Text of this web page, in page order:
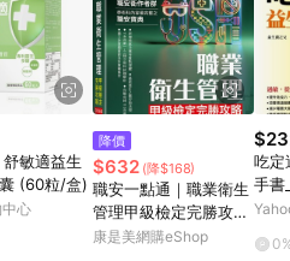
訂單成立當下LINE購物的回
舒敏適益生
(60粒/盒)
心
降價
$632 (降$168)
職安一點通｜職業衛生
管理甲級檢定完勝攻略
｜2026版
康是美網購eShop
吃定
手書